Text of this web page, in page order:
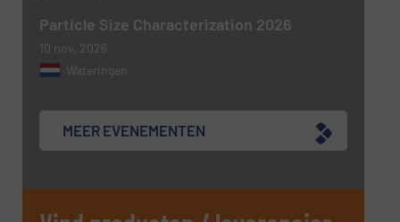
Particle Size Characterization 2026
10 nov, 2026
Wateringen
MEER EVENEMENTEN